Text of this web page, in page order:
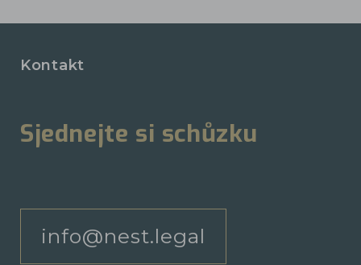
Kontakt
Sjednejte si schůzku
info@nest.legal